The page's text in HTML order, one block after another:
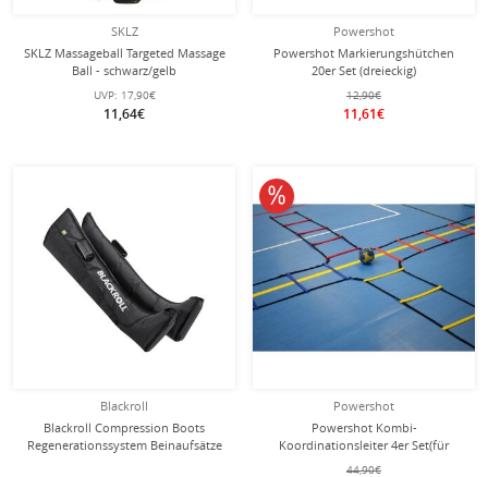
SKLZ
SKLZ Massageball Targeted Massage
Ball - schwarz/gelb
UVP: 17,90€
11,64€
Powershot
Powershot Markierungshütchen
20er Set (dreieckig)
12,90€
11,61€
Blackroll
Blackroll Compression Boots
Regenerationssystem Beinaufsätze
Powershot
Powershot Kombi-
Koordinationsleiter 4er Set(für
Koordinationstraining) inkl. Tasche
44,90€
10% reduziert